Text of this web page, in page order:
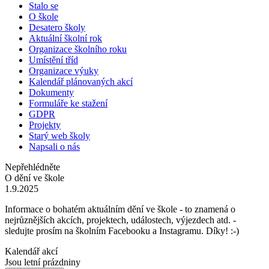
Stalo se
O škole
Desatero školy
Aktuální školní rok
Organizace školního roku
Umístění tříd
Organizace výuky
Kalendář plánovaných akcí
Dokumenty
Formuláře ke stažení
GDPR
Projekty
Starý web školy
Napsali o nás
Nepřehlédněte
O dění ve škole
1.9.2025
Informace o bohatém aktuálním dění ve škole - to znamená o
nejrůznějších akcích, projektech, událostech, výjezdech atd. -
sledujte prosím na školním Facebooku a Instagramu. Díky! :-)
Kalendář akcí
Jsou letní prázdniny